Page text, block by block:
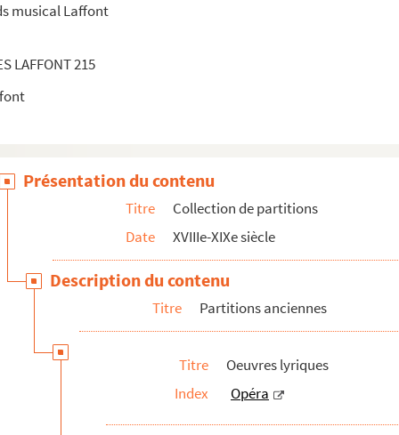
musical Laffont
LAFFONT 215
pour basse-taille
pour haute-contre
six opéras
trois opéras d'André Grétry et Antoine Dauvergne. Parties
Présentation du contenu
Titre
Collection de partitions
Date
XVIIIe-XIXe siècle
Description du contenu
Titre Partitions anciennes
Titre
Oeuvres lyriques
Index
Opéra